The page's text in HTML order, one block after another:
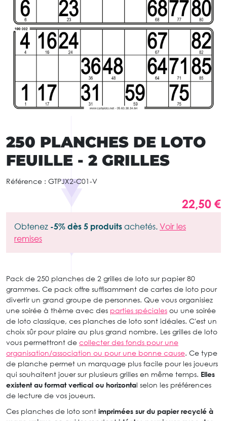
250 PLANCHES DE LOTO
FEUILLE - 2 GRILLES
Référence : GTPJX2-C01-V
22,50 €
Obtenez -5% dès 5 produits achetés. Voir les
remises
Pack de 250 planches de 2 grilles de loto sur papier 80
grammes. Ce pack offre suffisamment de cartes de loto pour
divertir un grand groupe de personnes. Que vous organisiez
une soirée à thème avec des parties spéciales ou une soirée
de loto classique, ces planches de loto sont idéales. C'est un
choix sûr pour plaire au plus grand nombre. Les grilles de loto
vous permettront de collecter des fonds pour une
organisation/association ou pour une bonne cause. Ce type
de planche permet un marquage plus facile pour les joueurs
qui souhaitent jouer sur plusieurs grilles en même temps. Elles
existent au format vertical ou horizontal selon les préférences
de lecture de vos joueurs.
Ces planches de loto sont imprimées sur du papier recyclé à